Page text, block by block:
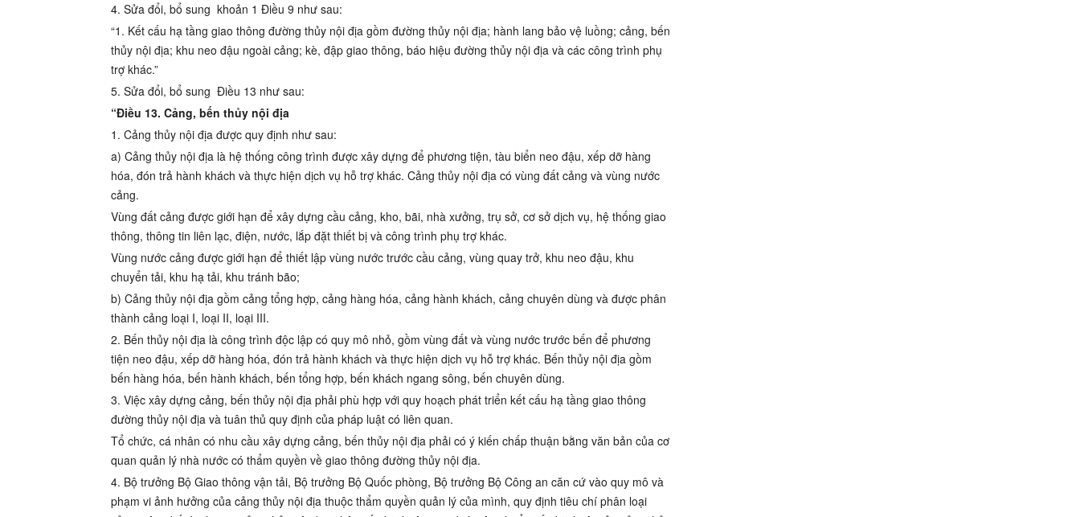
4. Sửa đổi, bổ sung khoản 1 Điều 9 như sau:
“1. Kết cấu hạ tầng giao thông đường thủy nội địa gồm đường thủy nội địa; hành lang bảo vệ luồng; cảng, bến
thủy nội địa; khu neo đậu ngoài cảng; kè, đập giao thông, báo hiệu đường thủy nội địa và các công trình phụ
trợ khác.”
5. Sửa đổi, bổ sung Điều 13 như sau:
“Điều 13. Cảng, bến thủy nội địa
1. Cảng thủy nội địa được quy định như sau:
a) Cảng thủy nội địa là hệ thống công trình được xây dựng để phương tiện, tàu biển neo đậu, xếp dỡ hàng
hóa, đón trả hành khách và thực hiện dịch vụ hỗ trợ khác. Cảng thủy nội địa có vùng đất cảng và vùng nước
cảng.
Vùng đất cảng được giới hạn để xây dựng cầu cảng, kho, bãi, nhà xưởng, trụ sở, cơ sở dịch vụ, hệ thống giao
thông, thông tin liên lạc, điện, nước, lắp đặt thiết bị và công trình phụ trợ khác.
Vùng nước cảng được giới hạn để thiết lập vùng nước trước cầu cảng, vùng quay trở, khu neo đậu, khu
chuyển tải, khu hạ tải, khu tránh bão;
b) Cảng thủy nội địa gồm cảng tổng hợp, cảng hàng hóa, cảng hành khách, cảng chuyên dùng và được phân
thành cảng loại I, loại II, loại III.
2. Bến thủy nội địa là công trình độc lập có quy mô nhỏ, gồm vùng đất và vùng nước trước bến để phương
tiện neo đậu, xếp dỡ hàng hóa, đón trả hành khách và thực hiện dịch vụ hỗ trợ khác. Bến thủy nội địa gồm
bến hàng hóa, bến hành khách, bến tổng hợp, bến khách ngang sông, bến chuyên dùng.
3. Việc xây dựng cảng, bến thủy nội địa phải phù hợp với quy hoạch phát triển kết cấu hạ tầng giao thông
đường thủy nội địa và tuân thủ quy định của pháp luật có liên quan.
Tổ chức, cá nhân có nhu cầu xây dựng cảng, bến thủy nội địa phải có ý kiến chấp thuận bằng văn bản của cơ
quan quản lý nhà nước có thẩm quyền về giao thông đường thủy nội địa.
4. Bộ trưởng Bộ Giao thông vận tải, Bộ trưởng Bộ Quốc phòng, Bộ trưởng Bộ Công an căn cứ vào quy mô và
phạm vi ảnh hưởng của cảng thủy nội địa thuộc thẩm quyền quản lý của mình, quy định tiêu chí phân loại